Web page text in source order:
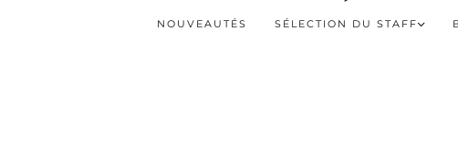
NOUVEAUTÉS SÉLECTION DU STAFF